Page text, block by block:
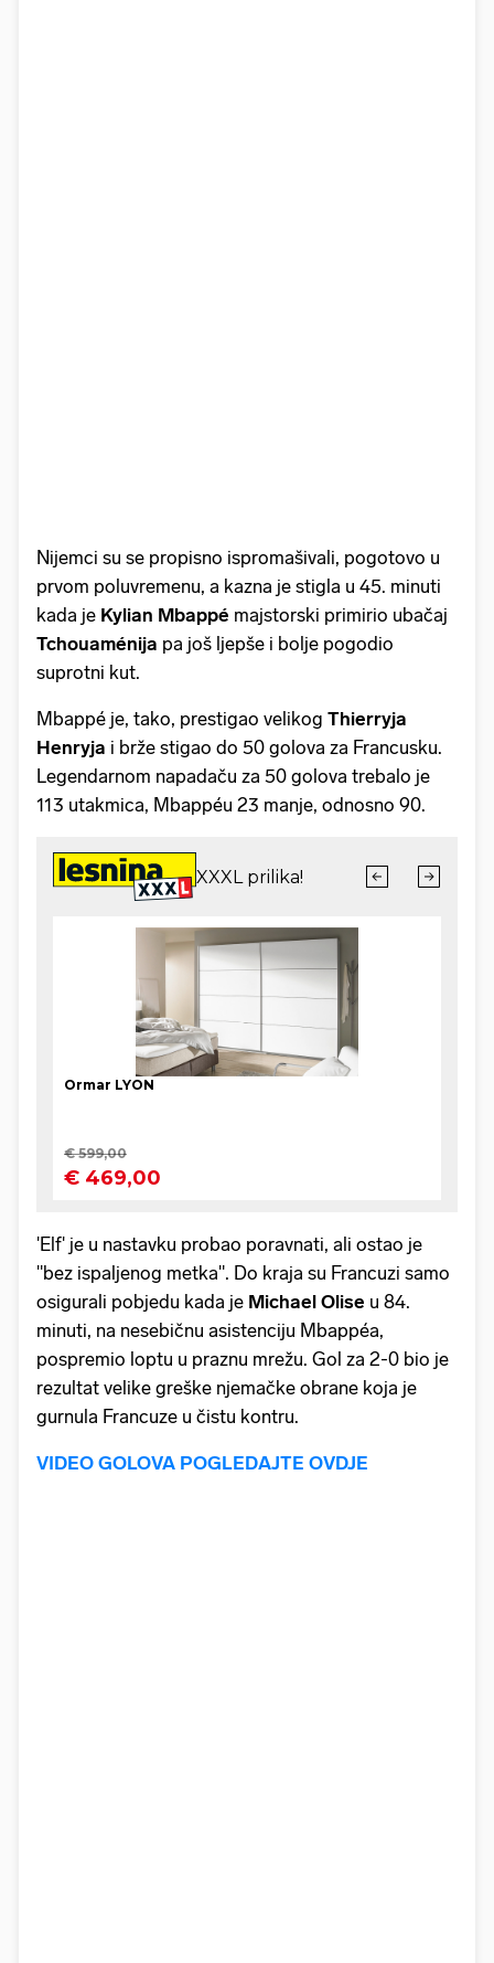
Nijemci su se propisno ispromašivali, pogotovo u
prvom poluvremenu, a kazna je stigla u 45. minuti
kada je Kylian Mbappé majstorski primirio ubačaj
Tchouaménija pa još ljepše i bolje pogodio
suprotni kut.
Mbappé je, tako, prestigao velikog Thierryja
Henryja i brže stigao do 50 golova za Francusku.
Legendarnom napadaču za 50 golova trebalo je
113 utakmica, Mbappéu 23 manje, odnosno 90.
'Elf' je u nastavku probao poravnati, ali ostao je
"bez ispaljenog metka". Do kraja su Francuzi samo
osigurali pobjedu kada je Michael Olise u 84.
minuti, na nesebičnu asistenciju Mbappéa,
pospremio loptu u praznu mrežu. Gol za 2-0 bio je
rezultat velike greške njemačke obrane koja je
gurnula Francuze u čistu kontru.
VIDEO GOLOVA POGLEDAJTE OVDJE